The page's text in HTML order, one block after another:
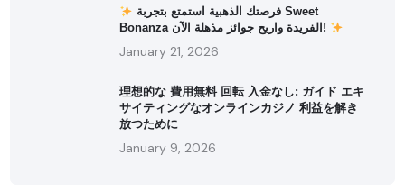
Bonanza الفريدة واربح جوائز مذهلة الآن!
January 21, 2026
理想的な 費用無料 回転 入金なし: ガイド エキ
サイティングなオンラインカジノ 利益を解き
放つために
January 9, 2026